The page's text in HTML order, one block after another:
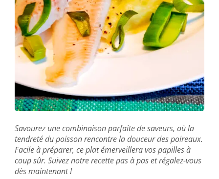
Savourez une combinaison parfaite de saveurs, où la
tendreté du poisson rencontre la douceur des poireaux.
Facile à préparer, ce plat émerveillera vos papilles à
coup sûr. Suivez notre recette pas à pas et régalez-vous
dès maintenant !